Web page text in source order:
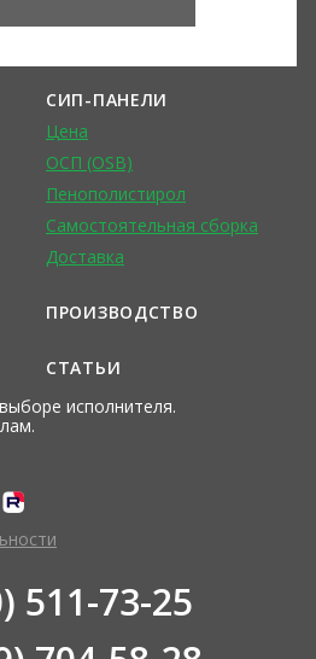
исполнителя.
СИП-ПАНЕЛИ
Цена
ОСП (OSB)
Пенополистирол
Самостоятельная сборка
Доставка
ПРОИЗВОДСТВО
СТАТЬИ
511-73-25